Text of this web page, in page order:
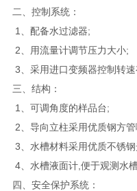
二、控制系统：
1、配备水过滤器;
2、用流量计调节压力大小;
3、采用进口变频器控制转
三、结构：
1、可调角度的样品台;
2、导向立柱采用优质钢方
3、水槽材料采用优质不锈
4、水槽液面计,便于观测水
四、安全保护系统：